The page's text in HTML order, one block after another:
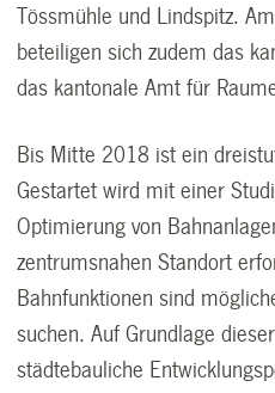
Tössmühle und Lindspitz.
beteiligen sich zudem das
das kantonale Amt für
Bis Mitte 2018 ist ein
Gestartet wird mit einer
Optimierung von
zentrumsnahen Standort
Bahnfunktionen sind
suchen. Auf Grundlage
städtebauliche